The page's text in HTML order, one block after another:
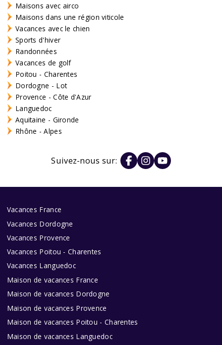
Maisons avec airco
Maisons dans une région viticole
Vacances avec le chien
Sports d'hiver
Randonnées
Vacances de golf
Poitou - Charentes
Dordogne - Lot
Provence - Côte d'Azur
Languedoc
Aquitaine - Gironde
Rhône - Alpes
Suivez-nous sur:
Vacances France
Vacances Dordogne
Vacances Provence
Vacances Poitou - Charentes
Vacances Languedoc
Maison de vacances France
Maison de vacances Dordogne
Maison de vacances Provence
Maison de vacances Poitou - Charentes
Maison de vacances Languedoc